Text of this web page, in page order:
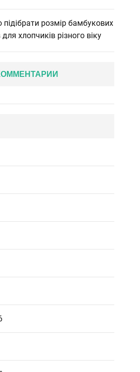
розмір бамбукових
для хлопчиків різного віку